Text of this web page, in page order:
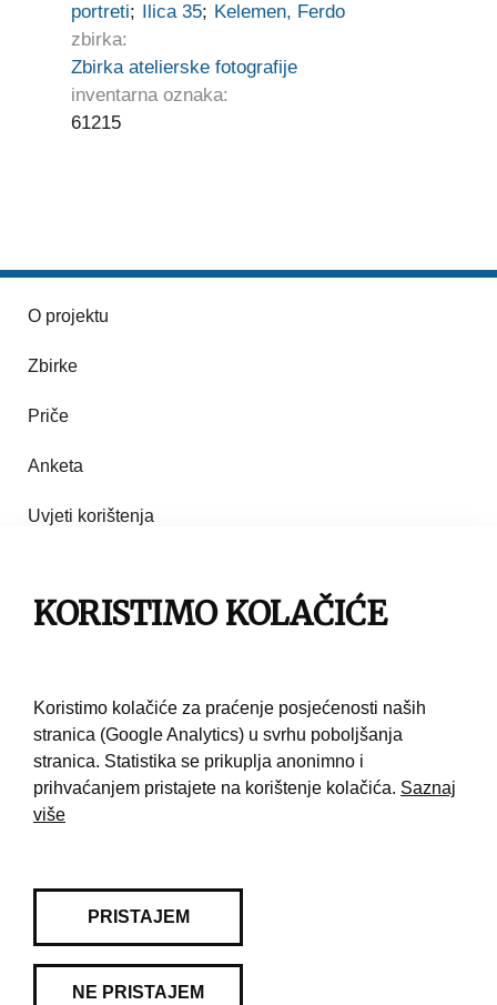
portreti; Ilica 35; Kelemen, Ferdo
zbirka:
Zbirka atelierske fotografije
inventarna oznaka:
61215
O projektu
Zbirke
Priče
Anketa
Uvjeti korištenja
Impresum
Kontakt
KORISTIMO KOLAČIĆE
Koristimo kolačiće za praćenje posjećenosti naših
stranica (Google Analytics) u svrhu poboljšanja
stranica. Statistika se prikuplja anonimno i
prihvaćanjem pristajete na korištenje kolačića. Saznaj
više
PRISTAJEM
NE PRISTAJEM